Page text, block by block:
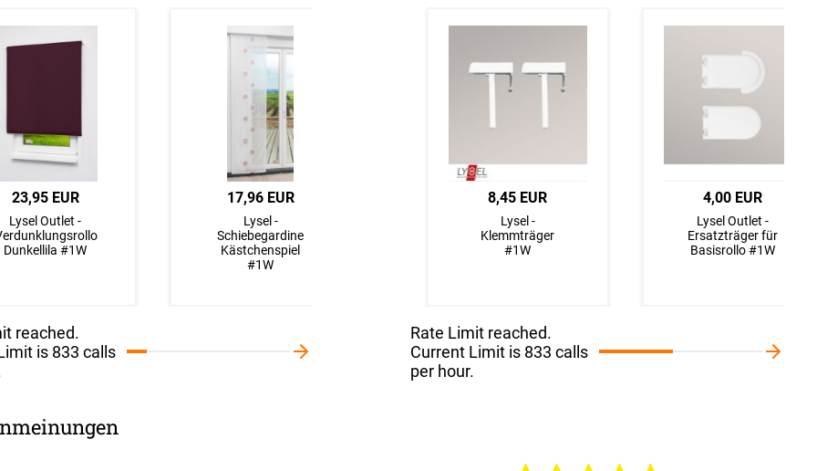
23,95 EUR
Lysel Outlet -
Dunkellila #1W
17,96 EUR
Lysel -
Schiebegardine
Kästchenspiel
#1W
Maße eingeben
Lysel moderner
Schiebevorhang
40,91 EUR
Lysel -
Schiebegardine
Lichtspiel #1W
reached.
is 833 calls
8,45 EUR
Lysel -
Klemmträger
#1W
4,00 EUR
Lysel Outlet -
Ersatzträger für
Basisrollo #1W
Rate Limit reached.
Current Limit is 833 calls
per hour.